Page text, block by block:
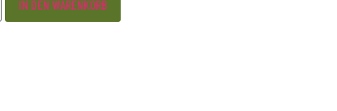
IN DEN WARENKORB